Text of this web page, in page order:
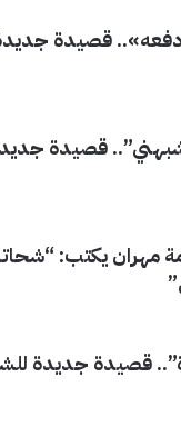
قصيدة
قصيدة
مهران يكتب:
قصيدة جديدة